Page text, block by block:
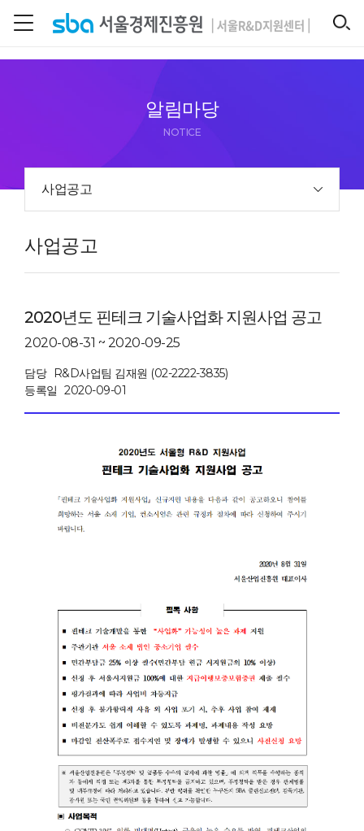
알림마당
NOTICE
사업공고
사업공고
2020년도 핀테크 기술사업화 지원사업 공고
2020-08-31 ~ 2020-09-25
담당
R&D사업팀 김재원 (02-2222-3835)
등록일 2020-09-01